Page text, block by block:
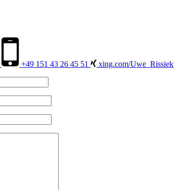
+49 151 43 26 45 51 xing.com/Uwe_Rissiek